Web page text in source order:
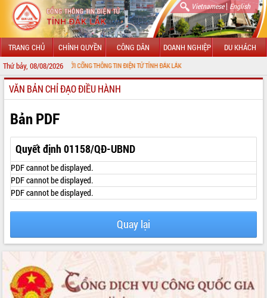
Vietnamese| English
TRANG CHỦ CHÍNH QUYỀN CÔNG DÂN DOANH NGHIỆP DU KHÁCH
Thứ bảy, 08/08/2026
MỪNG ĐẾN VỚI CỔNG THÔNG TIN ĐIỆN TỬ TỈNH ĐẮK LẮK
GIỚI THIỆU
LÃNH ĐẠO UBND TỈNH
TIN TỨC SỰ KIỆN
SỞ, BAN, NGÀNH
UBND CÁC XÃ, PHƯỜNG
THÔNG TIN CHỈ ĐẠO ĐIỀU HÀNH
HỆ THỐNG VĂN BẢN
ĐIỂM TIN VĂN BẢN
VĂN BẢN CHỈ ĐẠO ĐIỀU HÀNH
Bản PDF
Quyết định 01158/QĐ-UBND
PDF cannot be displayed.
PDF cannot be displayed.
PDF cannot be displayed.
Quay lại